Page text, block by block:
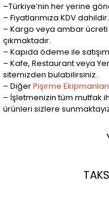
–Türkiye’nin her yerine
– Fiyatlarımıza KDV dahildir.
– Kargo veya ambar ücreti
çıkmaktadır.
– Kapıda ödeme ile
– Kafe, Restaurant veya
sitemizden bulabilirsiniz.
– DiğerPişirme Ekipmanları
– İşletmenizin tüm mutfak
ürünleri sizlere